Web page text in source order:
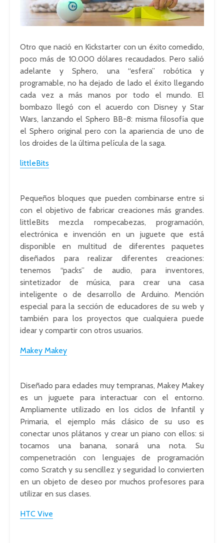
Otro que nació en Kickstarter con un éxito comedido,
poco más de 10.000 dólares recaudados. Pero salió
adelante y Sphero, una “esfera” robótica y
programable, no ha dejado de lado el éxito llegando
cada vez a más manos por todo el mundo. El
bombazo llegó con el acuerdo con Disney y Star
Wars, lanzando el Sphero BB-8: misma filosofía que
el Sphero original pero con la apariencia de uno de
los droides de la última película de la saga.
littleBits
Pequeños bloques que pueden combinarse entre si
con el objetivo de fabricar creaciones más grandes.
littleBits mezcla rompecabezas, programación,
electrónica e invención en un juguete que está
disponible en multitud de diferentes paquetes
diseñados para realizar diferentes creaciones:
tenemos “packs” de audio, para inventores,
sintetizador de música, para crear una casa
inteligente o de desarrollo de Arduino. Mención
especial para la sección de educadores de su web y
también para los proyectos que cualquiera puede
idear y compartir con otros usuarios.
Makey Makey
Diseñado para edades muy tempranas, Makey Makey
es un juguete para interactuar con el entorno.
Ampliamente utilizado en los ciclos de Infantil y
Primaria, el ejemplo más clásico de su uso es
conectar unos plátanos y crear un piano con ellos: si
tocamos una banana, sonará una nota. Su
compenetración con lenguajes de programación
como Scratch y su sencillez y seguridad lo convierten
en un objeto de deseo por muchos profesores para
utilizar en sus clases.
HTC Vive